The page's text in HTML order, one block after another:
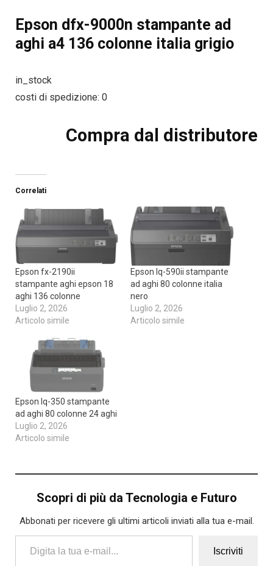
Epson dfx-9000n stampante ad
aghi a4 136 colonne italia grigio
in_stock
costi di spedizione: 0
Compra dal distributore
Correlati
Epson fx-2190ii
stampante aghi epson 18
aghi 136 colonne
Luglio 2, 2026
Articolo simile
Epson lq-590ii stampante
ad aghi 80 colonne italia
nero
Luglio 2, 2026
Articolo simile
Epson lq-350 stampante
ad aghi 80 colonne 24 aghi
Luglio 2, 2026
Articolo simile
Scopri di più da Tecnologia e Futuro
Abbonati per ricevere gli ultimi articoli inviati alla tua e-mail.
Digita la tua e-mail...
Iscriviti